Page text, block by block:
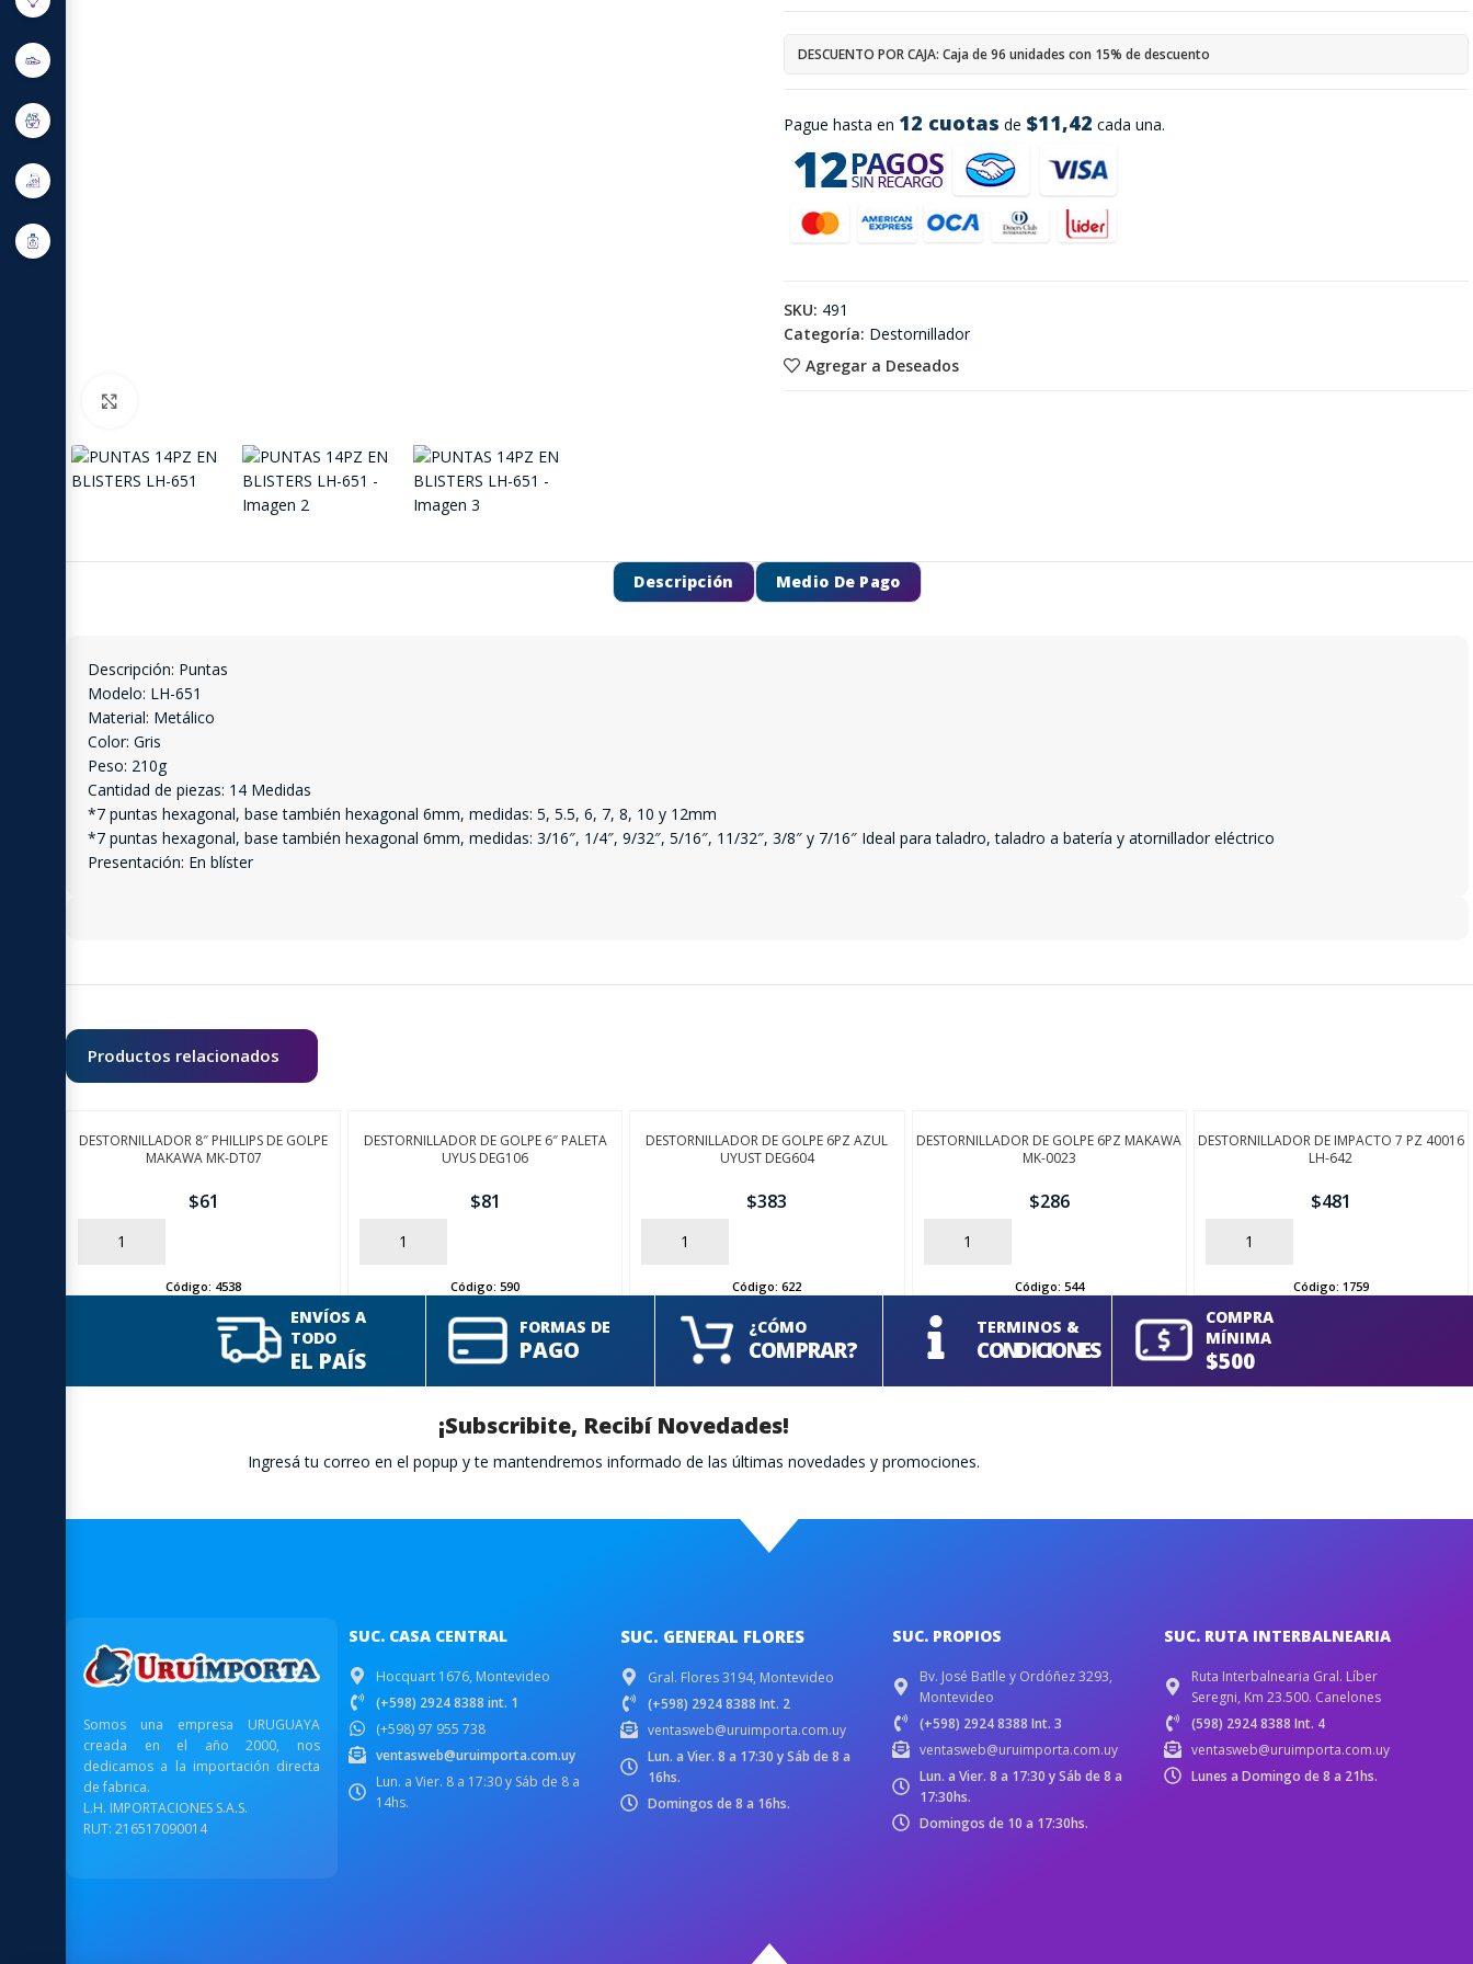
Pague hasta en 12 cuotas de $11,42 cada una.
DESCUENTO POR CAJA: Caja de 96 unidades con 15% de descuento
Agregar a Deseados
SKU: 491
Categoría: Destornillador
Descripción Medio De Pago
Descripción: Puntas
Modelo: LH-651
Material: Metálico
Color: Gris
Peso: 210g
Cantidad de piezas: 14 Medidas
*7 puntas hexagonal, base también hexagonal 6mm, medidas: 5, 5.5, 6, 7, 8, 10 y 12mm
*7 puntas hexagonal, base también hexagonal 6mm, medidas: 3/16″, 1/4″, 9/32″, 5/16″, 11/32″, 3/8″ y 7/16″ Ideal para taladro, taladro a batería y atornillador eléctrico
Presentación: En blíster
Productos relacionados
DESTORNILLADOR 8″ PHILLIPS DE GOLPE
MAKAWA MK-DT07
$61
AÑADIR
Código: 4538
DESTORNILLADOR DE GOLPE 6″ PALETA
UYUS DEG106
$81
AÑADIR
Código:590
DESTORNILLADOR DE GOLPE 6PZ AZUL
UYUST DEG604
$383
AÑADIR
Código:622
DESTORNILLADOR DE GOLPE 6PZ MAKAWA
MK-0023
$286
AÑADIR
Código: 544
DESTORNILLADOR DE IMPACTO 7 PZ 40016
LH-642
$481
AÑADIR
Código: 1759
ENVÍOS A
TODO
EL PAÍS
FORMAS DE
PAGO
¿CÓMO
COMPRAR?
TERMINOS &
CONDICIONES
COMPRA
MÍNIMA
$500
¡Subscribite, Recibí Novedades!
Ingresá tu correo en el popup y te mantendremos informado de las últimas novedades y promociones.
Somos una empresa URUGUAYA
creada en el año 2000, nos
dedicamos a la importación directa
de fabrica.
L.H. IMPORTACIONES S.A.S.
RUT: 216517090014
SUC. CASA CENTRAL
Hocquart 1676, Montevideo
(+598) 2924 8388 int. 1
(+598) 97 955 738
ventasweb@uruimporta.com.uy
Lun. a Vier. 8 a 17:30 y Sáb de 8 a
14hs.
SUC. GENERAL FLORES
Gral. Flores 3194, Montevideo
(+598) 2924 8388 Int. 2
ventasweb@uruimporta.com.uy
Lun. a Vier. 8 a 17:30 y Sáb de 8 a
16hs.
Domingos de 8 a 16hs.
SUC. PROPIOS
Bv. José Batlle y Ordóñez 3293,
Montevideo
(+598) 2924 8388 Int. 3
ventasweb@uruimporta.com.uy
Lun. a Vier. 8 a 17:30 y Sáb de 8 a
17:30hs.
Domingos de 10 a 17:30hs.
SUC. RUTA INTERBALNEARIA
Ruta Interbalnearia Gral. Líber
Seregni, Km 23.500. Canelones
(598) 2924 8388 Int. 4
ventasweb@uruimporta.com.uy
Lunes a Domingo de 8 a 21hs.
SEGUÍ COMPRANDO